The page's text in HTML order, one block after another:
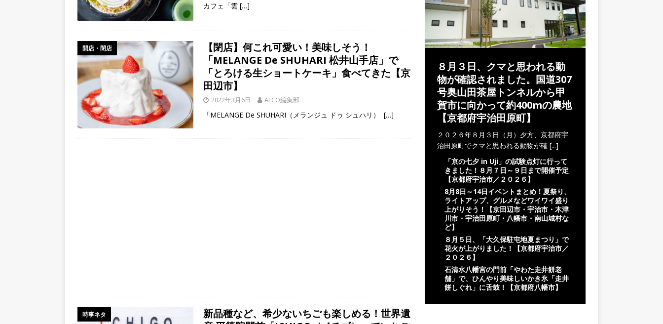
カフェ「雲 […]
開店・閉店
【閉店】何これ可愛い！美味しそう！
「MELANGE De SHUHARI 松井山手店」で
「とろける生ショートケーキ」食べてきた【京
田辺市】
2022年3月6日 ALCO編集部
「MELANGE De SHUHARI（メランジュ ドゥ シュハリ） […]
時事ネタ
新品種など、希少ないちごも楽しめる！世界遺
８月３日、クマと思われる動
物が確認されました。国道307
号奥山田茶屋トンネルから甲
賀市に向かって約400mの農地
【京都府宇治田原町】
２０２６年８月３日（月）夕方、京都府宇
治田原町でクマと思われる動物が確 [...]
「京の七夕 in Uji」の試験点灯に行って
きました！８月７日～９日まで開催予定
【京都府宇治市／２０２６】
8月8日～14日イベントまとめ！夏祭り、
ライトアップ、グルメなどワイワイ盛り
上がりそう！【京田辺市・宇治市・木津
川市・宇治田原町・八幡市・南山城村な
ど】
８月５日、「大久保駐屯地夏まつり」で
花火が上がりました！【京都府宇治市／
２０２６】
石清水八幡宮の門前「やわた走井餅老
舗」で、ひんやり美味しいかき氷「走井
餅しぐれ」に舌鼓！【京都府八幡市】